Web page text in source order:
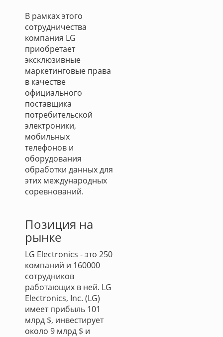
В рамках этого
сотрудничества
компания LG
приобретает
эксклюзивные
маркетинговые права
в качестве
официального
поставщика
потребительской
электроники,
мобильных
телефонов и
оборудования
обработки данных для
этих международных
соревнований.
Позиция на
рынке
LG Electronics - это 250
компаний и 160000
сотрудников
работающих в ней. LG
Electronics, Inc. (LG)
имеет прибыль 101
млрд $, инвестирует
около 9 млрд $ и